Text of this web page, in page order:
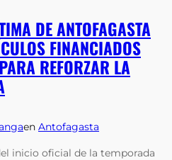
DE ANTOFAGASTA
FINANCIADOS
REFORZAR LA
en Antofagasta
inicio oficial de la temporada